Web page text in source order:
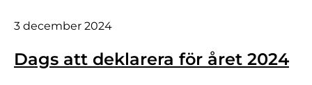
3 december 2024
Dags att deklarera för året 2024